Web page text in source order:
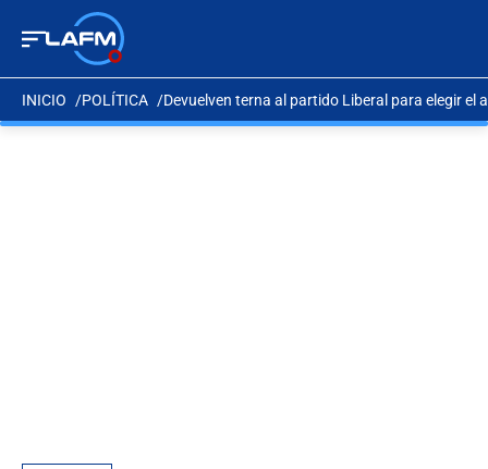
INICIO POLÍTICA Devuelven terna al partido Liberal para elegir el